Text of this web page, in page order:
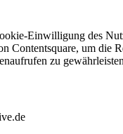
Einwilligung des
Contentsquare, um die
zu